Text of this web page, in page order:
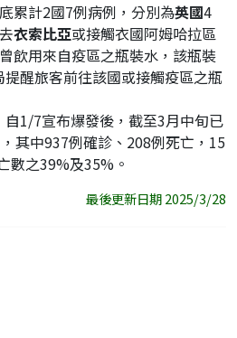
址
累計2國7例病例，分別為英國4
衣索比亞或接觸衣國阿姆哈拉區
飲用來自疫區之瓶裝水，該瓶裝
醒旅客前往該國或接觸疫區之瓶
自1/7宣布爆發後，截至3月中旬已
其中937例確診、208例死亡，15
數之39%及35%。
最後更新日期 2025/3/28